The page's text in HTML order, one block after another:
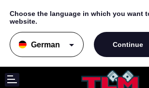
Choose the language in which you want
website.
arrow_drop_down